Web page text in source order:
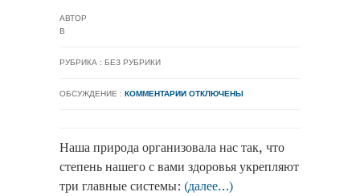
АВТОР
В
РУБРИКА : БЕЗ РУБРИКИ
ОБСУЖДЕНИЕ : КОММЕНТАРИИ ОТКЛЮЧЕНЫ
Наша природа организовала нас так, что
степень нашего с вами здоровья укрепляют
три главные системы: (далее…)